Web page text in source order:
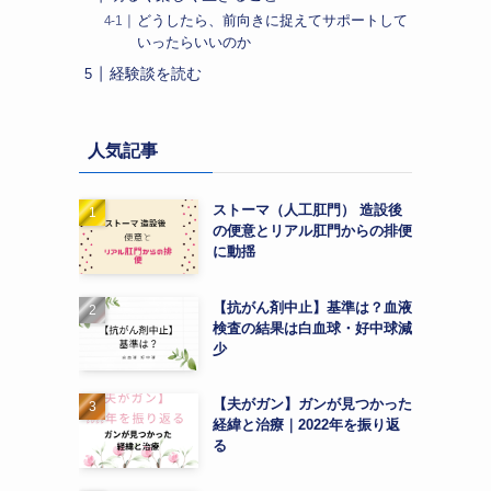
どうしたら、前向きに捉えてサポートして
いったらいいのか
経験談を読む
人気記事
ストーマ（人工肛門） 造設後
の便意とリアル肛門からの排便
に動揺
【抗がん剤中止】基準は？血液
検査の結果は白血球・好中球減
少
【夫がガン】ガンが見つかった
経緯と治療｜2022年を振り返
る